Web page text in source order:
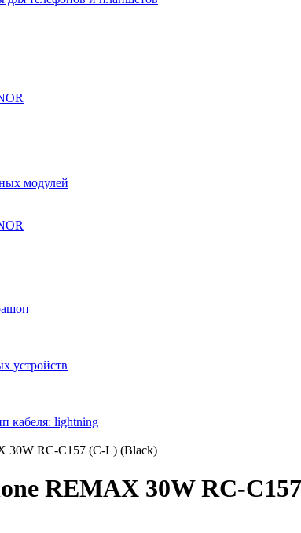
модулей
устройств
кабеля: lightning
30W RC-C157 (C-L) (Black)
REMAX 30W RC-